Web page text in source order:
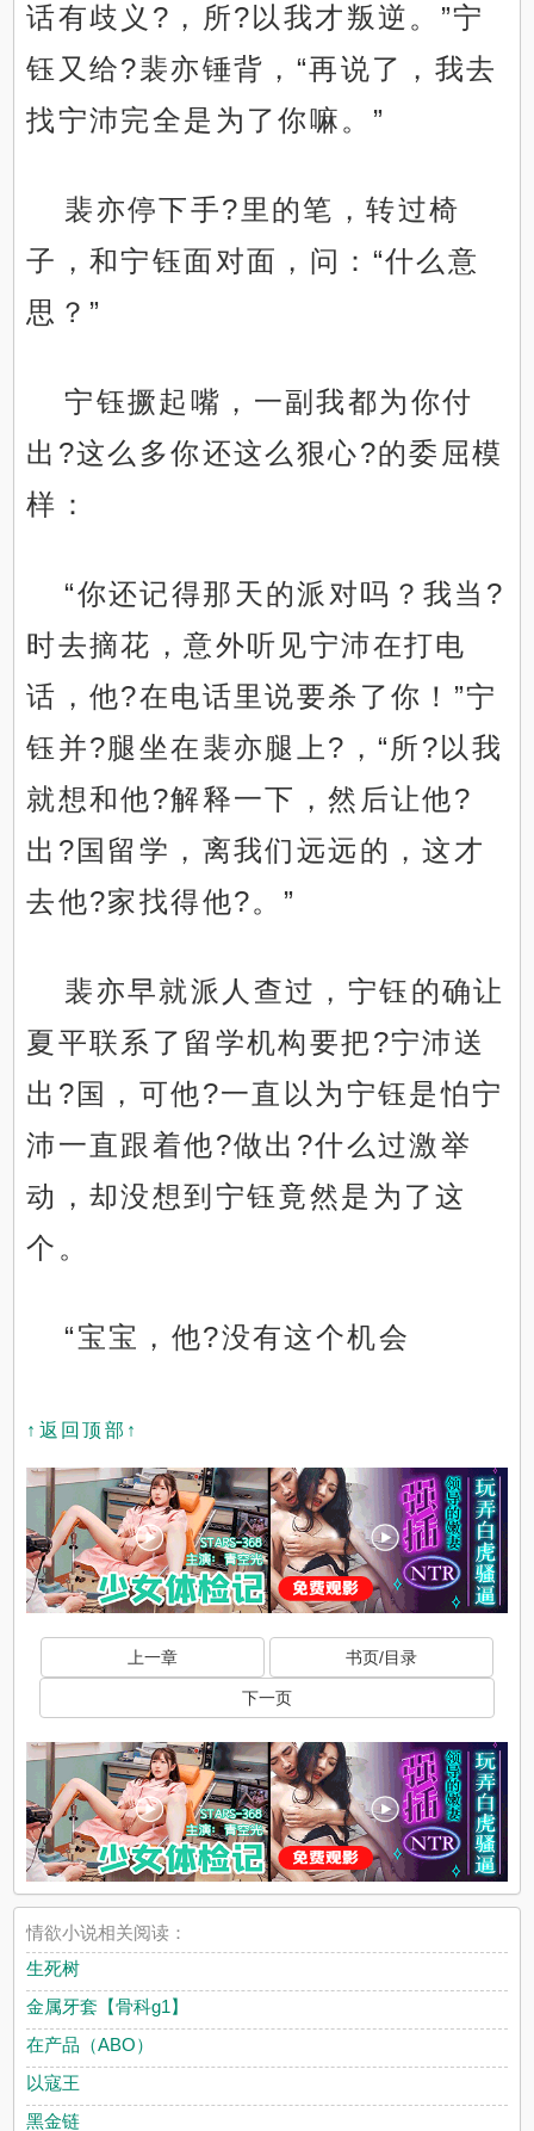
话有歧义?，所?以我才叛逆。”宁
钰又给?裴亦锤背，“再说了，我去
找宁沛完全是为了你嘛。”
裴亦停下手?里的笔，转过椅
子，和宁钰面对面，问：“什么意
思？”
宁钰撅起嘴，一副我都为你付
出?这么多你还这么狠心?的委屈模
样：
“你还记得那天的派对吗？我当?
时去摘花，意外听见宁沛在打电
话，他?在电话里说要杀了你！”宁
钰并?腿坐在裴亦腿上?，“所?以我
就想和他?解释一下，然后让他?
出?国留学，离我们远远的，这才
去他?家找得他?。”
裴亦早就派人查过，宁钰的确让
夏平联系了留学机构要把?宁沛送
出?国，可他?一直以为宁钰是怕宁
沛一直跟着他?做出?什么过激举
动，却没想到宁钰竟然是为了这
个。
“宝宝，他?没有这个机会
↑返回顶部↑
上一章 书页/目录
下一页
情欲小说相关阅读：
生死树
金属牙套【骨科g1】
在产品（ABO）
以寇王
黑金链